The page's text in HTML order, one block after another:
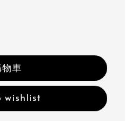
車
wishlist